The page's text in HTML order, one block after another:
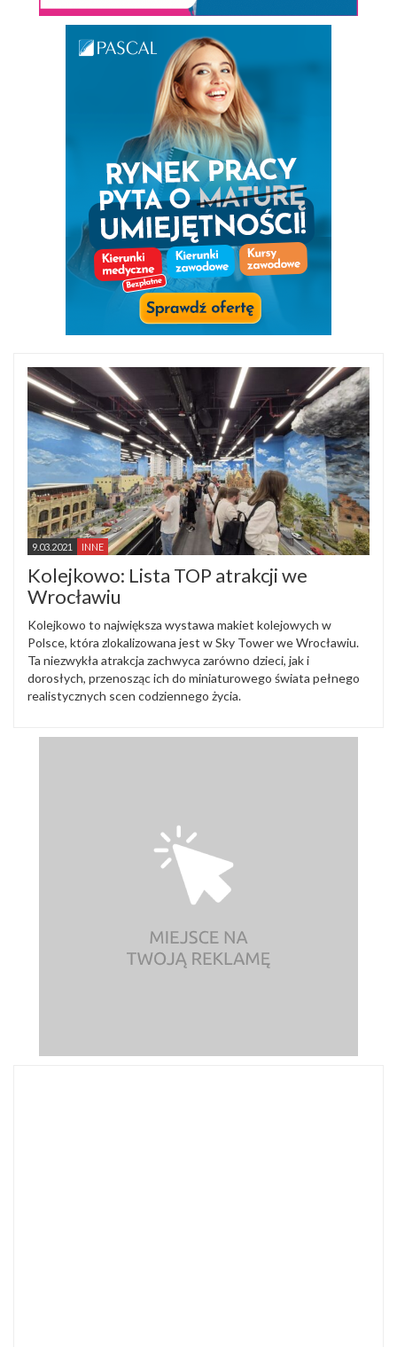
9.03.2021 INNE
Kolejkowo: Lista TOP atrakcji we
Wrocławiu
Kolejkowo to największa wystawa makiet kolejowych w
Polsce, która zlokalizowana jest w Sky Tower we Wrocławiu.
Ta niezwykła atrakcja zachwyca zarówno dzieci, jak i
dorosłych, przenosząc ich do miniaturowego świata pełnego
realistycznych scen codziennego życia.